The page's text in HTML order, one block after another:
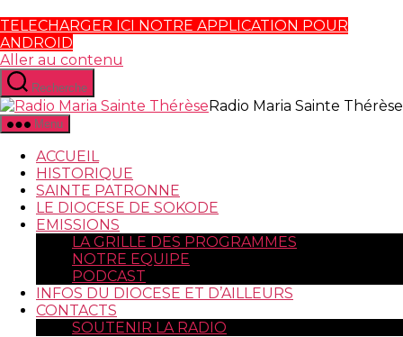
TELECHARGER ICI NOTRE APPLICATION POUR
ANDROID
Aller au contenu
Recherche
Radio Maria Sainte Thérèse
Menu
ACCUEIL
HISTORIQUE
SAINTE PATRONNE
LE DIOCESE DE SOKODE
EMISSIONS
LA GRILLE DES PROGRAMMES
NOTRE EQUIPE
PODCAST
INFOS DU DIOCESE ET D’AILLEURS
CONTACTS
SOUTENIR LA RADIO